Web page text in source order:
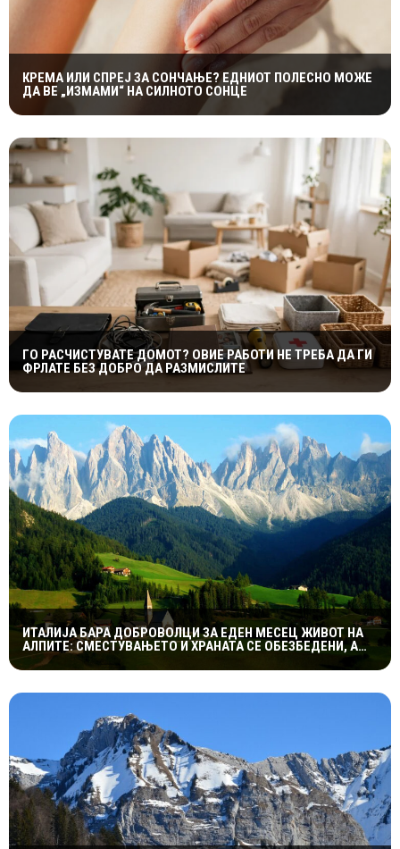
КРЕМА ИЛИ СПРЕЈ ЗА СОНЧАЊЕ? ЕДНИОТ ПОЛЕСНО МОЖЕ
ДА ВЕ „ИЗМАМИ“ НА СИЛНОТО СОНЦЕ
ГО РАСЧИСТУВАТЕ ДОМОТ? ОВИЕ РАБОТИ НЕ ТРЕБА ДА ГИ
ФРЛАТЕ БЕЗ ДОБРО ДА РАЗМИСЛИТЕ
ИТАЛИЈА БАРА ДОБРОВОЛЦИ ЗА ЕДЕН МЕСЕЦ ЖИВОТ НА
АЛПИТЕ: СМЕСТУВАЊЕТО И ХРАНАТА СЕ ОБЕЗБЕДЕНИ, А
СЛЕДУВА И НАДОМЕСТ ОД 400 ЕВРА